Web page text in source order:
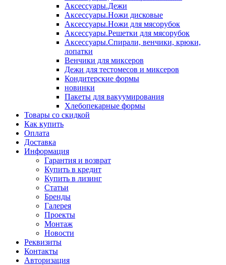
Аксессуары.Дежи
Аксессуары.Ножи дисковые
Аксессуары.Ножи для мясорубок
Аксессуары.Решетки для мясорубок
Аксессуары.Спирали, венчики, крюки,
лопатки
Венчики для миксеров
Дежи для тестомесов и миксеров
Кондитерские формы
новинки
Пакеты для вакуумирования
Хлебопекарные формы
Товары со скидкой
Как купить
Оплата
Доставка
Информация
Гарантия и возврат
Купить в кредит
Купить в лизинг
Статьи
Бренды
Галерея
Проекты
Монтаж
Новости
Реквизиты
Контакты
Авторизация